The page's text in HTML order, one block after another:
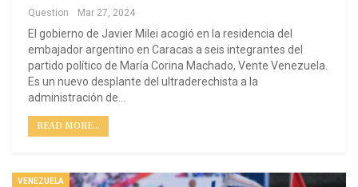
Question Mar 27, 2024
El gobierno de Javier Milei acogió en la residencia del
embajador argentino en Caracas a seis integrantes del
partido político de María Corina Machado, Vente Venezuela.
Es un nuevo desplante del ultraderechista a la
administración de…
READ MORE...
VENEZUELA